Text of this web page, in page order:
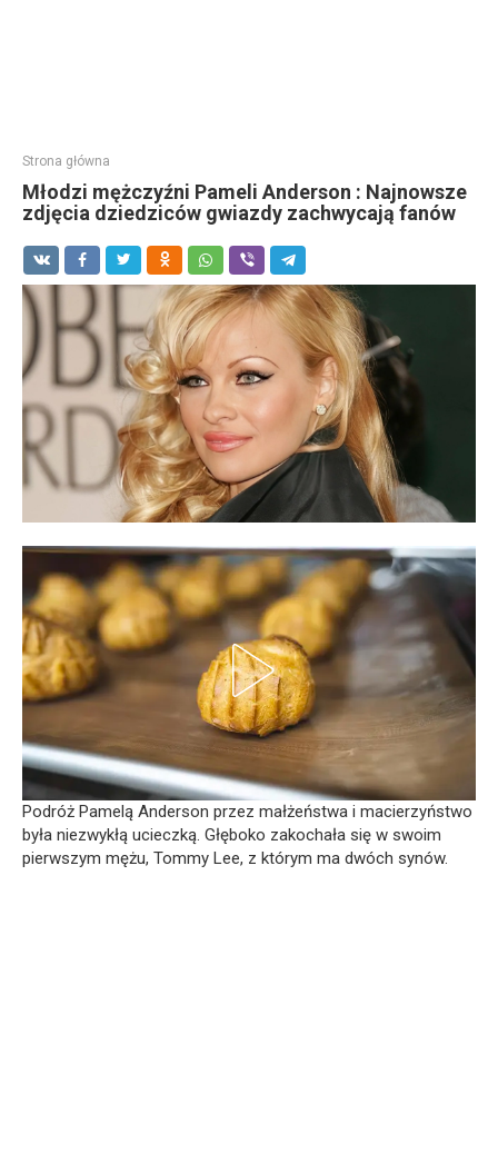
Strona główna
Młodzi mężczyźni Pameli Anderson : Najnowsze
zdjęcia dziedziców gwiazdy zachwycają fanów
Podróż Pamelą Anderson przez małżeństwa i macierzyństwo
była niezwykłą ucieczką. Głęboko zakochała się w swoim
pierwszym mężu, Tommy Lee, z którym ma dwóch synów.